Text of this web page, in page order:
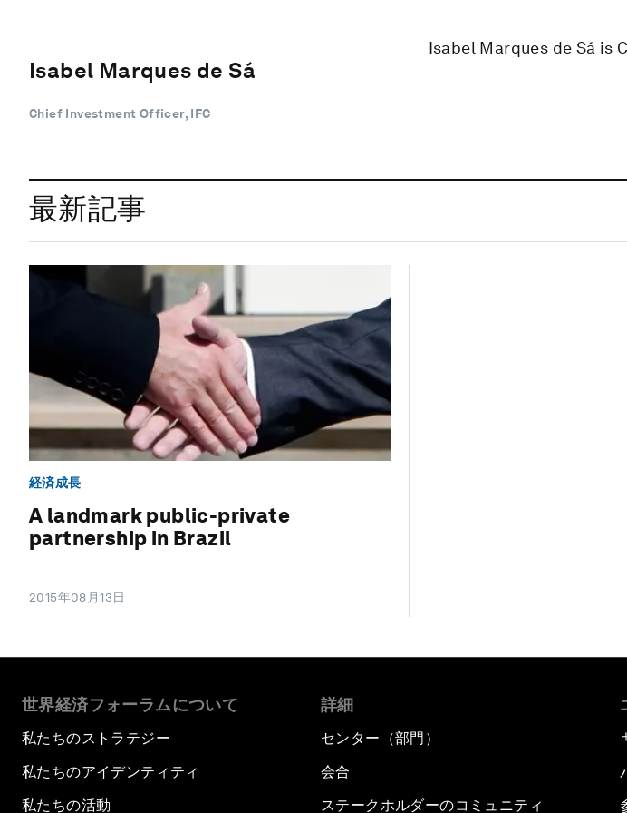
Isabel Marques de Sá
Chief Investment Officer, IFC
Isabel Marques de Sá is
最新記事
経済成長
A landmark public-private
partnership in Brazil
2015年08月13日
世界経済フォーラムについて
私たちのストラテジー
私たちのアイデンティティ
私たちの活動
詳細
センター（部門）
会合
ステークホルダーのコミュニティ